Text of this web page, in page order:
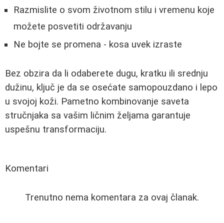
Razmislite o svom životnom stilu i vremenu koje
možete posvetiti održavanju
Ne bojte se promena - kosa uvek izraste
Bez obzira da li odaberete dugu, kratku ili srednju
dužinu, ključ je da se osećate samopouzdano i lepo
u svojoj koži. Pametno kombinovanje saveta
stručnjaka sa vašim ličnim željama garantuje
uspešnu transformaciju.
Komentari
Trenutno nema komentara za ovaj članak.